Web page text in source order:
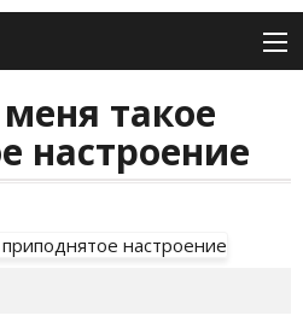
такое
настроение